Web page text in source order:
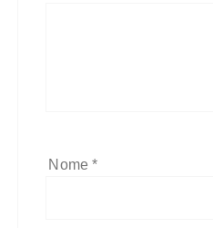
Nome*